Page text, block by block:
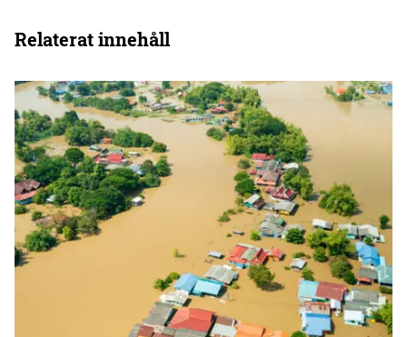
Relaterat innehåll